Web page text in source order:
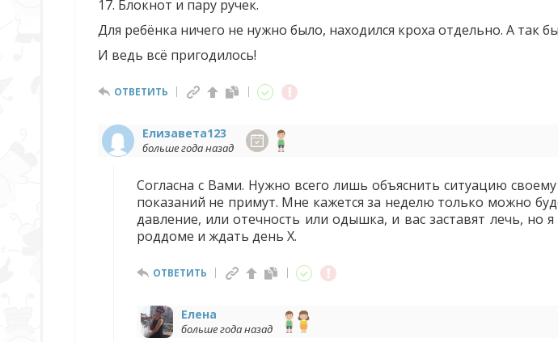
17. Блокнот и пару ручек.
Для ребёнка ничего не нужно было, находился кроха отдельно. А так
И ведь всё пригодилось!
ОТВЕТИТЬ
Елизавета123
больше года назад
Согласна с Вами. Нужно всего лишь объяснить ситуацию
показаний не примут. Мне кажется за неделю только можно
давление, или отечность или одышка, и вас заставят лечь, но
роддоме и ждать день Х.
ОТВЕТИТЬ
Елена
больше года назад